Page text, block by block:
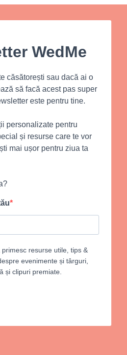
WedMe
căsătorești sau dacă ai o
să facă acest pas super
este pentru tine.
personalizate pentru
și resurse care te vor
mai ușor pentru ziua ta
resurse utile, tips &
evenimente și târguri,
și clipuri premiate.